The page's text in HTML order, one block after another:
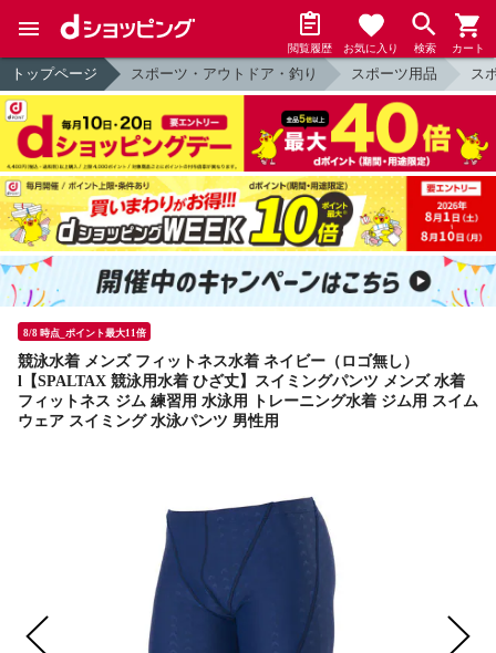
閲覧履歴 お気に入り 検索 カート
トップページ スポーツ・アウトドア・釣り スポーツ用品 ス
8/8 時点_ポイント最大11倍
競泳水着 メンズ フィットネス水着 ネイビー（ロゴ無し）
l【SPALTAX 競泳用水着 ひざ丈】スイミングパンツ メンズ 水着
フィットネス ジム 練習用 水泳用 トレーニング水着 ジム用 スイム
ウェア スイミング 水泳パンツ 男性用